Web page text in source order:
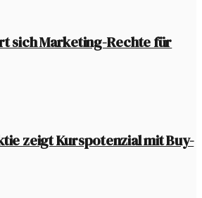
sich Marketing-Rechte für
zeigt Kurspotenzial mit Buy-